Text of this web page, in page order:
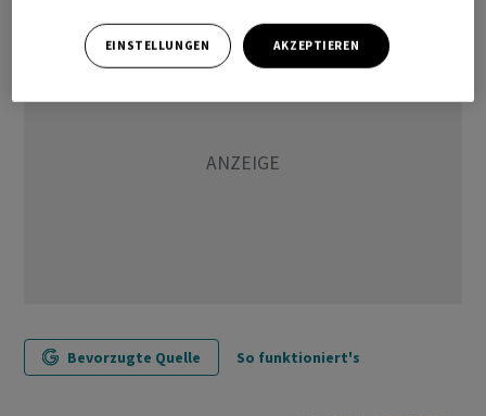
Bevorzugte Quelle So funktioniert's
EINSTELLUNGEN AKZEPTIEREN